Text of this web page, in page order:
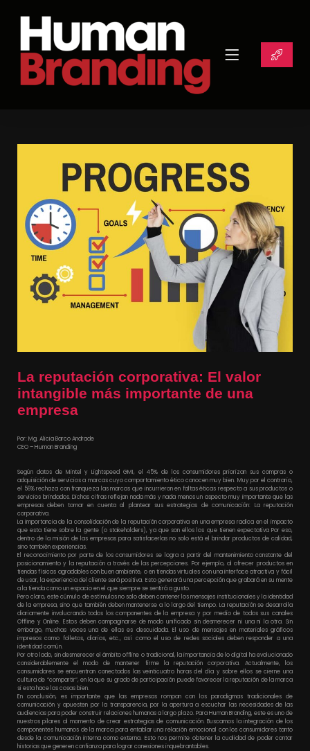
La reputación corporativa: El valor
intangible más importante de una
empresa
Por: Mg. Alicia Barco Andrade
CEO – Human Branding
Según datos de Mintel y Lightspeed GMI, el 45% de los consumidores priorizan sus compras o
adquisición de servicios a marcas cuyo comportamiento ético conocen muy bien. Muy por el contrario,
el 56% rechaza con franqueza las marcas que incurrieron en faltas éticas respecto a sus productos o
servicios brindados. Dichas cifras reflejan nada más y nada menos un aspecto muy importante que las
empresas deben tomar en cuenta al plantear sus estrategias de comunicación: La reputación
corporativa.
La importancia de la consolidación de la reputación corporativa en una empresa radica en el impacto
que esta tiene sobre la gente (o stakeholders), ya que son ellos los que tienen expectativa Por eso,
dentro de la misión de las empresas para satisfacerlas no solo está el brindar productos de calidad,
sino también experiencias.
El reconocimiento por parte de los consumidores se logra a partir del mantenimiento constante del
posicionamiento y la reputación a través de las percepciones. Por ejemplo, al ofrecer productos en
tiendas físicas agradables con buen ambiente, o en tiendas virtuales con una interface atractiva y fácil
de usar, la experiencia del cliente será positiva. Esto generará una percepción que grabará en su mente
a la tienda como un espacio en el que siempre se sentirá a gusto.
Pero claro, este cúmulo de estímulos no solo deben contener los mensajes institucionales y la identidad
de la empresa, sino que también deben mantenerse a lo largo del tiempo. La reputación se desarrolla
diariamente involucrando todos los componentes de la empresa y por medio de todos sus canales
Offline y Online. Estos deben compaginarse de modo unificado sin desmerecer ni una ni la otra. Sin
embargo, muchas veces una de ellas es descuidada. El uso de mensajes en materiales gráficos
impresos como folletos, diarios, etc., así como el uso de redes sociales deben responder a una
identidad común.
Por otro lado, sin desmerecer el ámbito offline o tradicional, la importancia de lo digital ha evolucionado
considerablemente el modo de mantener firme la reputación corporativa. Actualmente, los
consumidores se encuentran conectados las veinticuatro horas del día y sobre ellos se cierne una
cultura de “compartir”, en la que su grado de participación puede favorecer la reputación de la marca
si esta hace las cosas bien.
En conclusión, es importante que las empresas rompan con los paradigmas tradicionales de
comunicación y apuesten por la transparencia, por la apertura a escuchar las necesidades de las
audiencias para poder construir relaciones humanas a largo plazo. Para Human Branding, este es uno de
nuestros pilares al momento de crear estrategias de comunicación. Buscamos la integración de los
componentes humanos de la marca para entablar una relación emocional con los consumidores tanto
desde la comunicación interna como externa. Esto nos permite obtener la cualidad de poder contar
historias que generen confianza para lograr conexiones inquebrantables.